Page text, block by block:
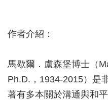
作者介紹：
馬歇爾．盧森堡博士（
Ph.D.，1934-2015）是
著有多本關於溝通與和